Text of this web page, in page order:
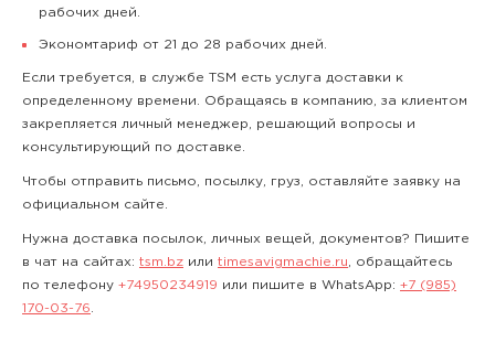
рабочих дней.
Экономтариф от 21 до 28 рабочих дней.
Если требуется, в службе TSM есть услуга доставки к
определенному времени. Обращаясь в компанию, за клиентом
закрепляется личный менеджер, решающий вопросы и
консультирующий по доставке.
Чтобы отправить письмо, посылку, груз, оставляйте заявку на
официальном сайте.
Нужна доставка посылок, личных вещей, документов? Пишите
в чат на сайтах: tsm.bz или timesavigmachie.ru , обращайтесь
по телефону +74950234919 или пишите в WhatsApp: +7 (985)
170-03-76